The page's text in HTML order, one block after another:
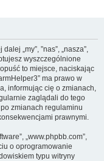
„my”, ”nas”, „nasza”,
wyszczególnione
to miejsce, naciskając
ma prawo w
informując cię o zmianach,
zaglądali do tego
zmianach regulaminu
prawnymi.
„www.phpbb.com”,
o oprogramowanie
typu witryny